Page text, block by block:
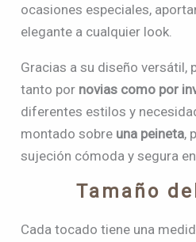
ocasiones especiales,
elegante a cualquier look.
Gracias a su diseño versátil,
tanto por novias como por
diferentes estilos y
montado sobre una peineta,
sujeción cómoda y segura en
Tamaño
Cada tocado tiene una